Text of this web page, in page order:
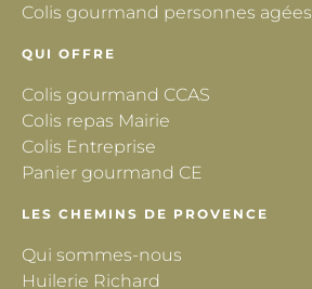
Colis gourmand personnes agées
QUI OFFRE
Colis gourmand CCAS
Colis repas Mairie
Colis Entreprise
Panier gourmand CE
LES CHEMINS DE PROVENCE
Qui sommes-nous
Huilerie Richard